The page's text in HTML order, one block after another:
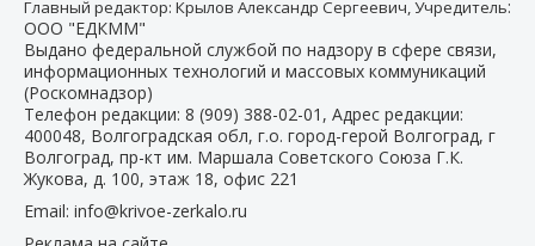
Главный редактор: Крылов Александр Сергеевич, Учредитель:
ООО "ЕДКММ"
Выдано федеральной службой по надзору в сфере связи,
информационных технологий и массовых коммуникаций
(Роскомнадзор)
Телефон редакции: 8 (909) 388-02-01 , Адрес редакции:
400048, Волгоградская обл, г.о. город-герой Волгоград, г
Волгоград, пр-кт им. Маршала Советского Союза Г.К.
Жукова, д. 100, этаж 18, офис 221
Email: info@krivoe-zerkalo.ru